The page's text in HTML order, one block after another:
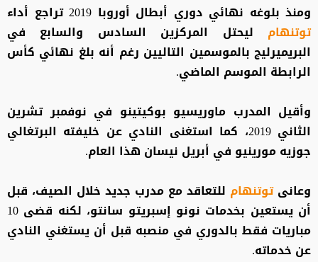
ومنذ بلوغه نهائي دوري أبطال أوروبا 2019 تراجع أداء
توتنهام ليحتل المركزين السادس والسابع في
البريميرليج بالموسمين التاليين رغم أنه بلغ نهائي كأس
الرابطة الموسم الماضي.
وأقيل المدرب ماوريسيو بوكيتينو في نوفمبر تشرين
الثاني 2019، كما استغنى النادي عن خليفته البرتغالي
جوزيه مورينيو في أبريل نيسان هذا العام.
وعانىتوتنهام للتعاقد مع مدرب جديد خلال الصيف، قبل
أن يستعين بخدمات نونو إسبريتو سانتو، لكنه قضى 10
مباريات فقط بالدوري في منصبه قبل أن يستغني النادي
عن خدماته.